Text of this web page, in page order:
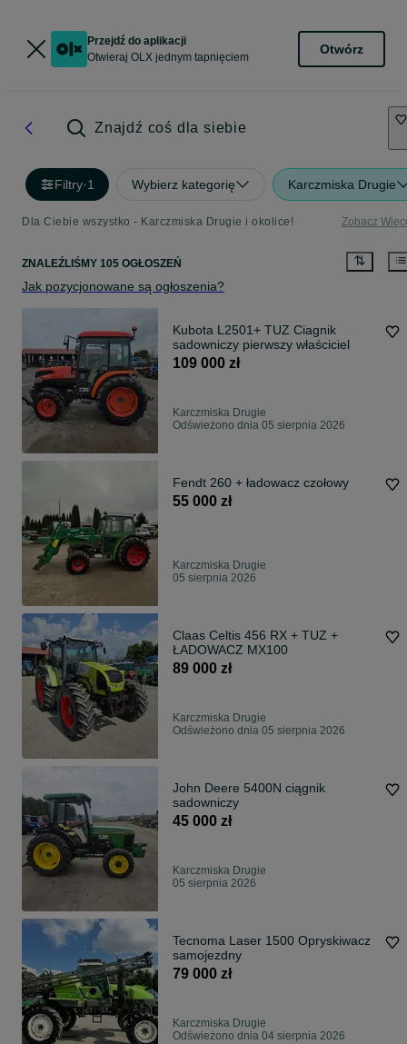
Przejdź do aplikacji
Otwieraj OLX jednym tapnięciem
Otwórz
Znajdź coś dla siebie
Filtry·1 Wybierz kategorię Karczmiska Drugie
Dla Ciebie wszystko - Karczmiska Drugie i okolice! Zobacz
ZNALEŹLIŚMY 105 OGŁOSZEŃ
Jak pozycjonowane są ogłoszenia?
Kubota L2501+ TUZ Ciagnik
sadowniczy pierwszy właściciel
109 000 zł
Karczmiska Drugie
Odświeżono dnia 05 sierpnia 2026
Fendt 260 + ładowacz czołowy
55 000 zł
Karczmiska Drugie
05 sierpnia 2026
Claas Celtis 456 RX + TUZ +
ŁADOWACZ MX100
89 000 zł
Karczmiska Drugie
Odświeżono dnia 05 sierpnia 2026
John Deere 5400N ciągnik
sadowniczy
45 000 zł
Karczmiska Drugie
05 sierpnia 2026
Tecnoma Laser 1500 Opryskiwacz
samojezdny
79 000 zł
Karczmiska Drugie
Odświeżono dnia 04 sierpnia 2026